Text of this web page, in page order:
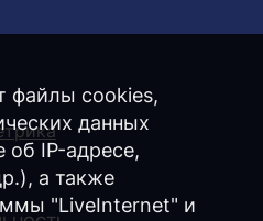
файлы cookies,
данных
об IP-адресе,
а также
"LiveInternet" и